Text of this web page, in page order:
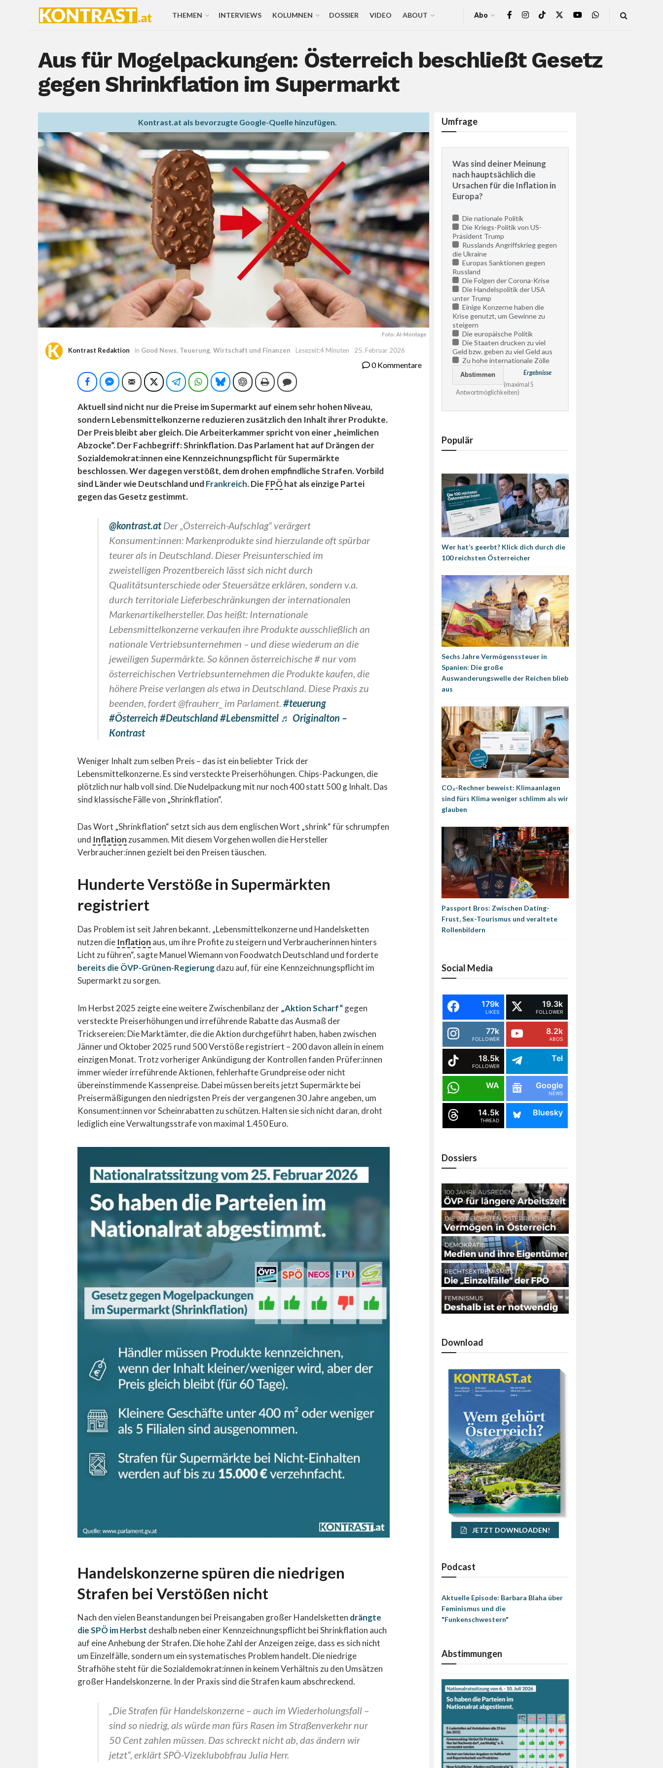
THEMEN INTERVIEWS KOLUMNEN DOSSIER VIDEO ABOUT Abo
Aus für Mogelpackungen: Österreich beschließt Gesetz
gegen Shrinkflation im Supermarkt
Kontrast.at als bevorzugte Google-Quelle hinzufügen.
Foto: AI-Montage
Kontrast Redaktion in Good News, Teuerung,Wirtschaft und Finanzen Lesezeit:4 Minuten 25. Februar 2026
0 Kommentare
FacebookFacebook Messenger
E-Mail TwitterTelegramWhatsAppBlueskyChatGPTDruckenKommentieren
Aktuell sind nicht nur die Preise im Supermarkt auf einem sehr hohen Niveau,
sondern Lebensmittelkonzerne reduzieren zusätzlich den Inhalt ihrer Produkte.
Der Preis bleibt aber gleich. Die Arbeiterkammer spricht von einer „heimlichen
Abzocke“. Der Fachbegriff: Shrinkflation. Das Parlament hat auf Drängen der
Sozialdemokrat:innen eine Kennzeichnungspflicht für Supermärkte
beschlossen. Wer dagegen verstößt, dem drohen empfindliche Strafen. Vorbild
sind Länder wie Deutschland und Frankreich. Die FPÖhat als einzige Partei
gegen das Gesetz gestimmt.
@kontrast.atDer „Österreich-Aufschlag“ verärgert
Konsument:innen: Markenprodukte sind hierzulande oft spürbar
teurer als in Deutschland. Dieser Preisunterschied im
zweistelligen Prozentbereich lässt sich nicht durch
Qualitätsunterschiede oder Steuersätze erklären, sondern v.a.
durch territoriale Lieferbeschränkungen der internationalen
Markenartikelhersteller. Das heißt: Internationale
Lebensmittelkonzerne verkaufen ihre Produkte ausschließlich an
nationale Vertriebsunternehmen – und diese wiederum an die
jeweiligen Supermärkte. So können österreichische # nur vom
österreichischen Vertriebsunternehmen die Produkte kaufen, die
höhere Preise verlangen als etwa in Deutschland. Diese Praxis zu
beenden, fordert @frauherr_ im Parlament. #teuerung
#Österreich #Deutschland#Lebensmittel ♬ Originalton –
Kontrast
Weniger Inhalt zum selben Preis – das ist ein beliebter Trick der
Lebensmittelkonzerne. Es sind versteckte Preiserhöhungen. Chips-Packungen, die
plötzlich nur halb voll sind. Die Nudelpackung mit nur noch 400 statt 500 g Inhalt. Das
sind klassische Fälle von „Shrinkflation“.
Das Wort „Shrinkflation“ setzt sich aus dem englischen Wort „shrink“ für schrumpfen
und Inflationzusammen. Mit diesem Vorgehen wollen die Hersteller
Verbraucher:innen gezielt bei den Preisen täuschen.
Hunderte Verstöße in Supermärkten
registriert
Das Problem ist seit Jahren bekannt. „Lebensmittelkonzerne und Handelsketten
nutzen die Inflation aus, um ihre Profite zu steigern und Verbraucherinnen hinters
Licht zu führen“, sagte Manuel Wiemann von Foodwatch Deutschland und forderte
bereits die ÖVP-Grünen-Regierungdazu auf, für eine Kennzeichnungspflicht im
Supermarkt zu sorgen.
Im Herbst 2025 zeigte eine weitere Zwischenbilanz der„Aktion Scharf“gegen
versteckte Preiserhöhungen und irreführende Rabatte das Ausmaß der
Tricksereien: Die Marktämter, die die Aktion durchgeführt haben, haben zwischen
Jänner und Oktober 2025 rund 500 Verstöße registriert – 200 davon allein in einem
einzigen Monat. Trotz vorheriger Ankündigung der Kontrollen fanden Prüfer:innen
immer wieder irreführende Aktionen, fehlerhafte Grundpreise oder nicht
übereinstimmende Kassenpreise. Dabei müssen bereits jetzt Supermärkte bei
Preisermäßigungen den niedrigsten Preis der vergangenen 30 Jahre angeben, um
Konsument:innen vor Scheinrabatten zu schützen. Halten sie sich nicht daran, droht
lediglich eine Verwaltungsstrafe von maximal 1.450 Euro.
Handelskonzerne spüren die niedrigen
Strafen bei Verstößen nicht
Nach den vielen Beanstandungen bei Preisangaben großer Handelsketten drängte
die SPÖ im Herbst deshalb neben einer Kennzeichnungspflicht bei Shrinkflation auch
auf eine Anhebung der Strafen. Die hohe Zahl der Anzeigen zeige, dass es sich nicht
um Einzelfälle, sondern um ein systematisches Problem handelt. Die niedrige
Strafhöhe steht für die Sozialdemokrat:innen in keinem Verhältnis zu den Umsätzen
großer Handelskonzerne. In der Praxis sind die Strafen kaum abschreckend.
„Die Strafen für Handelskonzerne – auch im Wiederholungsfall –
sind so niedrig, als würde man fürs Rasen im Straßenverkehr nur
50 Cent zahlen müssen. Das schreckt nicht ab, das ändern wir
jetzt“, erklärt SPÖ-Vizeklubobfrau Julia Herr.
Umfrage
Was sind deiner Meinung
nach hauptsächlich die
Ursachen für die Inflation in
Europa?
Die nationale Politik
Die Kriegs-Politik von US-
Präsident Trump
Russlands Angriffskrieg gegen
die Ukraine
Europas Sanktionen gegen
Russland
Die Folgen der Corona-Krise
Die Handelspolitik der USA
unter Trump
Einige Konzerne haben die
Krise genutzt, um Gewinne zu
steigern
Die europäische Politik
Die Staaten drucken zu viel
Geld bzw. geben zu viel Geld aus
Zu hohe internationale Zölle
Ergebnisse
(maximal 5
Antwortmöglichkeiten)
Populär
Wer hat’s geerbt? Klick dich durch die
100 reichsten Österreicher
Sechs Jahre Vermögenssteuer in
Spanien: Die große
Auswanderungswelle der Reichen blieb
aus
CO₂-Rechner beweist: Klimaanlagen
sind fürs Klima weniger schlimm als wir
glauben
Passport Bros: Zwischen Dating-
Frust, Sex-Tourismus und veraltete
Rollenbildern
Social Media
179k
LIKES
19.3k
FOLLOWER
77k
FOLLOWER
8.2k
ABOS
18.5k
FOLLOWER
Tel
WA Google
NEWS
14.5k
THREAD
Bluesky
Dossiers
Download
JETZT DOWNLOADEN!
Podcast
Aktuelle Episode: Barbara Blaha über
Feminismus und die
"Funkenschwestern"
Abstimmungen